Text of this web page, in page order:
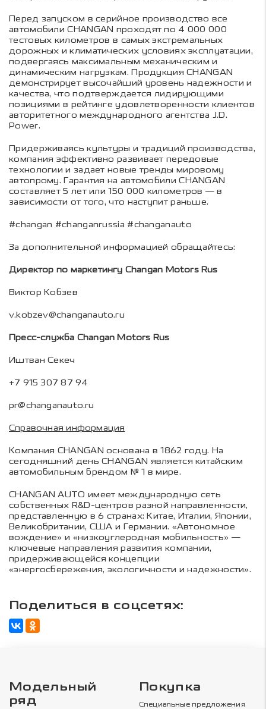
Перед запуском в серийное производство все
автомобили CHANGAN проходят по 4 000 000
тестовых километров в самых экстремальных
дорожных и климатических условиях эксплуатации,
подвергаясь максимальным механическим и
динамическим нагрузкам. Продукция CHANGAN
демонстрирует высочайший уровень надежности и
качества, что подтверждается лидирующими
позициями в рейтинге удовлетворенности клиентов
авторитетного международного агентства J.D.
Power.
Придерживаясь культуры и традиций производства,
компания эффективно развивает передовые
технологии и задает новые тренды мировому
автопрому. Гарантия на автомобили CHANGAN
составляет 5 лет или 150 000 километров — в
зависимости от того, что наступит раньше.
#changan #changanrussia #changanauto
За дополнительной информацией обращайтесь:
Директор по маркетингу Changan Motors Rus
Виктор Кобзев
v.kobzev@changanauto.ru
Пресс-служба Changan Motors Rus
Иштван Секеч
+7 915 307 87 94
pr@changanauto.ru
Справочная информация
Компания CHANGAN основана в 1862 году. На
сегодняшний день CHANGAN является китайским
автомобильным брендом № 1 в мире.
CHANGAN AUTO имеет международную сеть
собственных R&D-центров разной направленности,
представленную в 6 странах: Китае, Италии, Японии,
Великобритании, США и Германии. «Автономное
вождение» и «низкоуглеродная мобильность» —
ключевые направления развития компании,
придерживающейся концепции
«энергосбережения, экологичности и надежности».
Поделиться в соцсетях:
Модельный
ряд
Покупка
Специальные предложения